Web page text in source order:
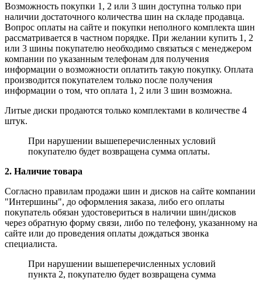
Возможность покупки 1, 2 или 3 шин доступна только при
наличии достаточного количества шин на складе продавца.
Вопрос оплаты на сайте и покупки неполного комплекта шин
рассматривается в частном порядке. При желании купить 1, 2
или 3 шины покупателю необходимо связаться с менеджером
компании по указанным телефонам для получения
информации о возможности оплатить такую покупку. Оплата
производится покупателем только после получения
информации о том, что оплата 1, 2 или 3 шин возможна.
Литые диски продаются только комплектами в количестве 4
штук.
При нарушении вышеперечисленных условий
покупателю будет возвращена сумма оплаты.
2. Наличие товара
Согласно правилам продажи шин и дисков на сайте компании
"Интершины", до оформления заказа, либо его оплаты
покупатель обязан удостовериться в наличии шин/дисков
через обратную форму связи, либо по телефону, указанному на
сайте или до проведения оплаты дождаться звонка
специалиста.
При нарушении вышеперечисленных условий
пункта 2, покупателю будет возвращена сумма